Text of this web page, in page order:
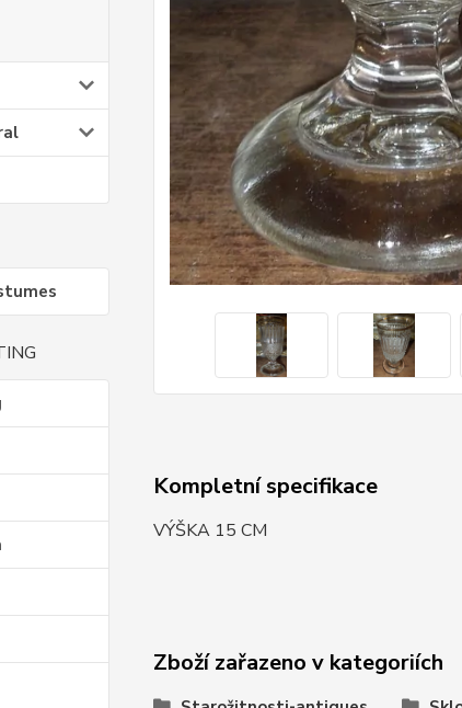
Kompletní specifikace
VÝŠKA 15 CM
Zboží zařazeno v kategoriích